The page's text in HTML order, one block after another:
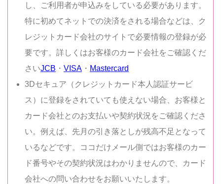
し、ご利用者が申込みをしている必要があります。
特に初めてネットでの決済をされる場合などは、ク
レジットカード会社のサイトで必要情報の登録が必
要です。詳しくはお客様のカード会社をご確認くだ
さいJCB ・ VISA ・ Mastercard
3Dセキュア（クレジットカード本人認証サービ
ス）に登録をされていても使えない場合、お客様と
カード会社とのお支払いや契約状況をご確認くださ
い。例えば、先月の引き落としが残高不足となって
いるなどです。ココだけメール側ではお客様のカー
ド番号やその契約状況はわかりませんので、カード
会社への問い合わせをお願いいたします。